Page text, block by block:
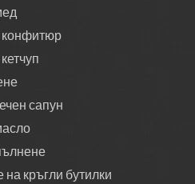
сапун
кръгли бутилки